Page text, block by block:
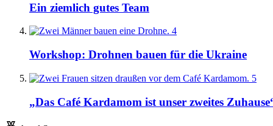
Ein ziemlich gutes Team
4
Workshop: Drohnen bauen für die Ukraine
5
„Das Café Kardamom ist unser zweites